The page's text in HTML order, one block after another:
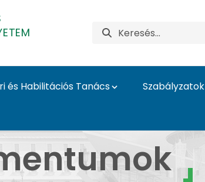
és Habilitációs Tanács Szabályzatok
Iskolák